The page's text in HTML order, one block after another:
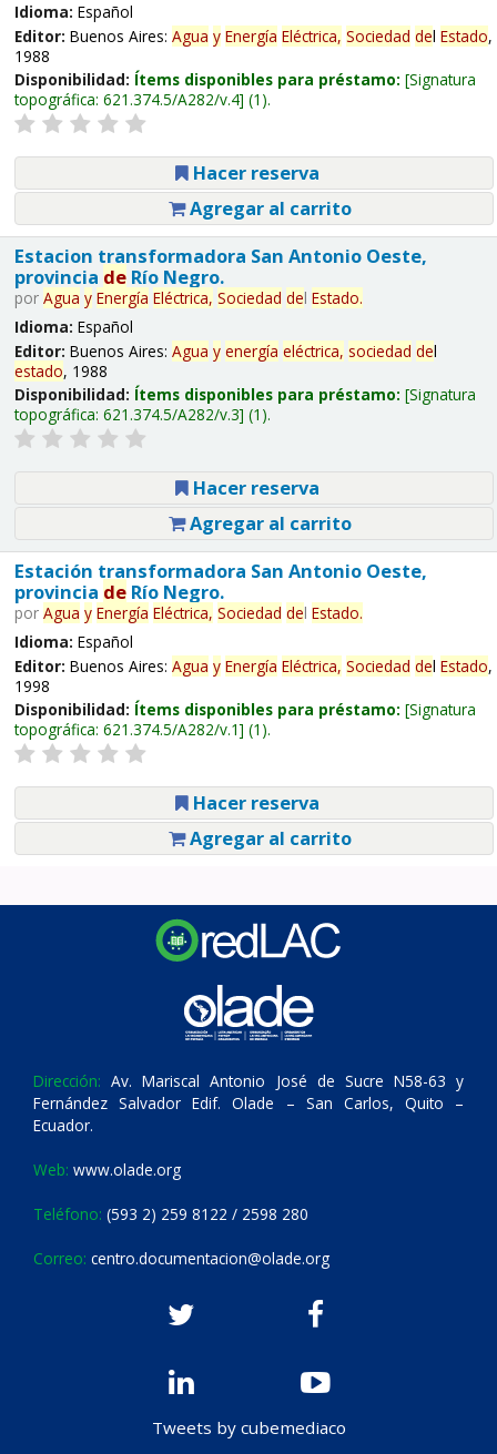
Idioma: Español
Editor: Buenos Aires: Agua y Energía Eléctrica, Sociedad del Estado,
1988
Disponibilidad: Ítems disponibles para préstamo: Signatura
topográfica: 621.374.5/A282/v.4 (1).
Hacer reserva
Agregar al carrito
Estacion transformadora San Antonio Oeste,
provincia deRío Negro.
por Agua y Energía Eléctrica, Sociedad del Estado.
Idioma: Español
Editor: Buenos Aires: Agua y energía eléctrica, sociedad del
estado, 1988
Disponibilidad: Ítems disponibles para préstamo: Signatura
topográfica: 621.374.5/A282/v.3 (1).
Hacer reserva
Agregar al carrito
Estación transformadora San Antonio Oeste,
provincia deRío Negro.
por Agua y Energía Eléctrica, Sociedad del Estado.
Idioma: Español
Editor: Buenos Aires: Agua y Energía Eléctrica, Sociedad del Estado,
1998
Disponibilidad: Ítems disponibles para préstamo: Signatura
topográfica: 621.374.5/A282/v.1 (1).
Hacer reserva
Agregar al carrito
Dirección: Av. Mariscal Antonio José de Sucre N58-63 y
Fernández Salvador Edif. Olade – San Carlos, Quito –
Ecuador.
Web: www.olade.org
Teléfono: (593 2) 259 8122 / 2598 280
Correo: centro.documentacion@olade.org
Tweets by cubemediaco